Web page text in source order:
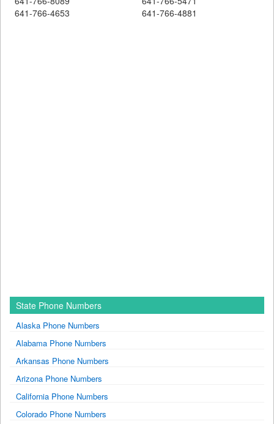
641-766-4653
641-766-4881
State Phone Numbers
Alaska Phone Numbers
Alabama Phone Numbers
Arkansas Phone Numbers
Arizona Phone Numbers
California Phone Numbers
Colorado Phone Numbers